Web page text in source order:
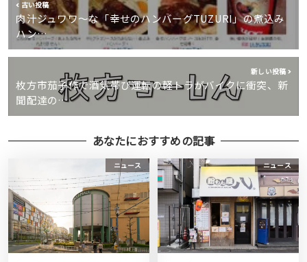
古い投稿
肉汁ジュワワ～な「幸せのハンバーグTUZURI」の煮込み
ハン…
新しい投稿
枚方市茄子作で酒気帯び運転の軽トラがバイクに衝突、新
聞配達の…
あなたにおすすめの記事
ニュース ニュース